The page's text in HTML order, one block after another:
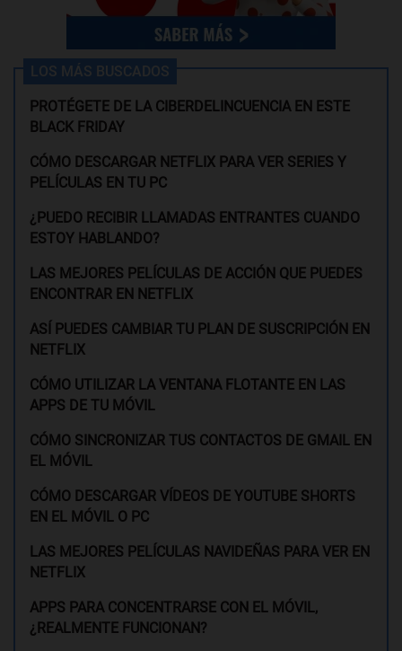
LOS MÁS BUSCADOS
PROTÉGETE DE LA CIBERDELINCUENCIA EN ESTE
BLACK FRIDAY
CÓMO DESCARGAR NETFLIX PARA VER SERIES Y
PELÍCULAS EN TU PC
¿PUEDO RECIBIR LLAMADAS ENTRANTES CUANDO
ESTOY HABLANDO?
LAS MEJORES PELÍCULAS DE ACCIÓN QUE PUEDES
ENCONTRAR EN NETFLIX
ASÍ PUEDES CAMBIAR TU PLAN DE SUSCRIPCIÓN EN
NETFLIX
CÓMO UTILIZAR LA VENTANA FLOTANTE EN LAS
APPS DE TU MÓVIL
CÓMO SINCRONIZAR TUS CONTACTOS DE GMAIL EN
EL MÓVIL
CÓMO DESCARGAR VÍDEOS DE YOUTUBE SHORTS
EN EL MÓVIL O PC
LAS MEJORES PELÍCULAS NAVIDEÑAS PARA VER EN
NETFLIX
APPS PARA CONCENTRARSE CON EL MÓVIL,
¿REALMENTE FUNCIONAN?